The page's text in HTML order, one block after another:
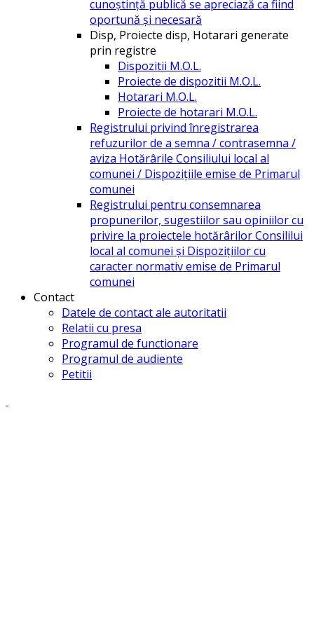
cunoștință publică se apreciază ca fiind
oportună și necesară
Disp, Proiecte disp, Hotarari generate
prin registre
Dispozitii M.O.L.
Proiecte de dispozitii M.O.L.
Hotarari M.O.L.
Proiecte de hotarari M.O.L.
Registrului privind înregistrarea
refuzurilor de a semna / contrasemna /
aviza Hotărârile Consiliului local al
comunei / Dispozițiile emise de Primarul
comunei
Registrului pentru consemnarea
propunerilor, sugestiilor sau opiniilor cu
privire la proiectele hotărârilor Consililui
local al comunei și Dispozițiilor cu
caracter normativ emise de Primarul
comunei
Contact
Datele de contact ale autoritatii
Relatii cu presa
Programul de functionare
Programul de audiente
Petitii